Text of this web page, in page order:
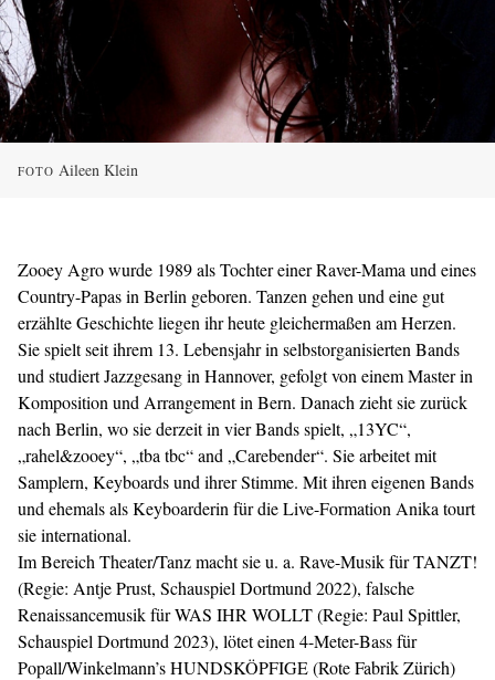
FOTO Aileen Klein
Zooey Agro wurde 1989 als Tochter einer Raver-Mama und eines
Country-Papas in Berlin geboren. Tanzen gehen und eine gut
erzählte Geschichte liegen ihr heute gleichermaßen am Herzen.
Sie spielt seit ihrem 13. Lebensjahr in selbstorganisierten Bands
und studiert Jazzgesang in Hannover, gefolgt von einem Master in
Komposition und Arrangement in Bern. Danach zieht sie zurück
nach Berlin, wo sie derzeit in vier Bands spielt, „13YC“,
„rahel&zooey“, „tba tbc“ and „Carebender“. Sie arbeitet mit
Samplern, Keyboards und ihrer Stimme. Mit ihren eigenen Bands
und ehemals als Keyboarderin für die Live-Formation Anika tourt
sie international.
Im Bereich Theater/Tanz macht sie u. a. Rave-Musik für TANZT!
(Regie: Antje Prust, Schauspiel Dortmund 2022), falsche
Renaissancemusik für WAS IHR WOLLT (Regie: Paul Spittler,
Schauspiel Dortmund 2023), lötet einen 4-Meter-Bass für
Popall/Winkelmann’s HUNDSKÖPFIGE (Rote Fabrik Zürich)